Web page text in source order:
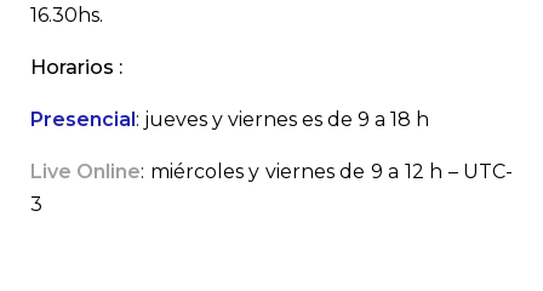
16.30hs.
Horarios :
Presencial: jueves y viernes es de 9 a 18 h
Live Online: miércoles y viernes de 9 a 12 h – UTC-
3